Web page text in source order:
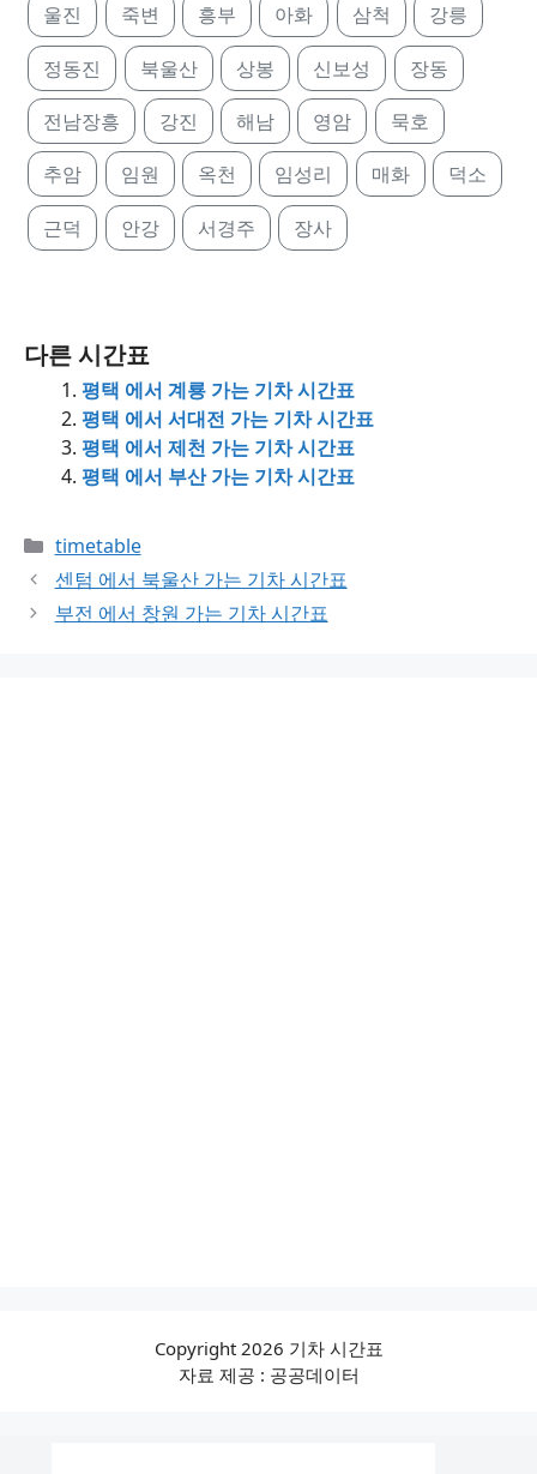
울진 죽변 흥부 아화 삼척 강릉
정동진 북울산 상봉 신보성 장동
전남장흥 강진 해남 영암 묵호
추암 임원 옥천 임성리 매화 덕소
근덕 안강 서경주 장사
다른 시간표
평택 에서 계룡 가는 기차 시간표
평택 에서 서대전 가는 기차 시간표
평택 에서 제천 가는 기차 시간표
평택 에서 부산 가는 기차 시간표
Categories
timetable
센텀 에서 북울산 가는 기차 시간표
부전 에서 창원 가는 기차 시간표
Copyright 2026 기차 시간표
자료 제공 : 공공데이터